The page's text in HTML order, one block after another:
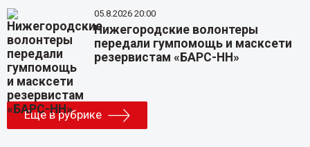
05.8.2026 20:00
Нижегородские волонтеры
передали гумпомощь и масксети
резервистам «БАРС-НН»
Еще в рубрике